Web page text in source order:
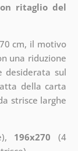
ritaglio del
cm, il motivo
una riduzione
desiderata sul
della carta
strisce larghe
196x270 (4